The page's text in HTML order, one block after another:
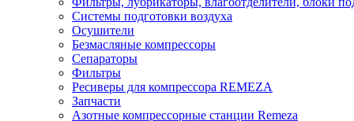
Системы подготовки воздуха
Осушители
Безмасляные компрессоры
Сепараторы
Фильтры
Ресиверы для компрессора REMEZA
Запчасти
Азотные компрессорные станции Remeza